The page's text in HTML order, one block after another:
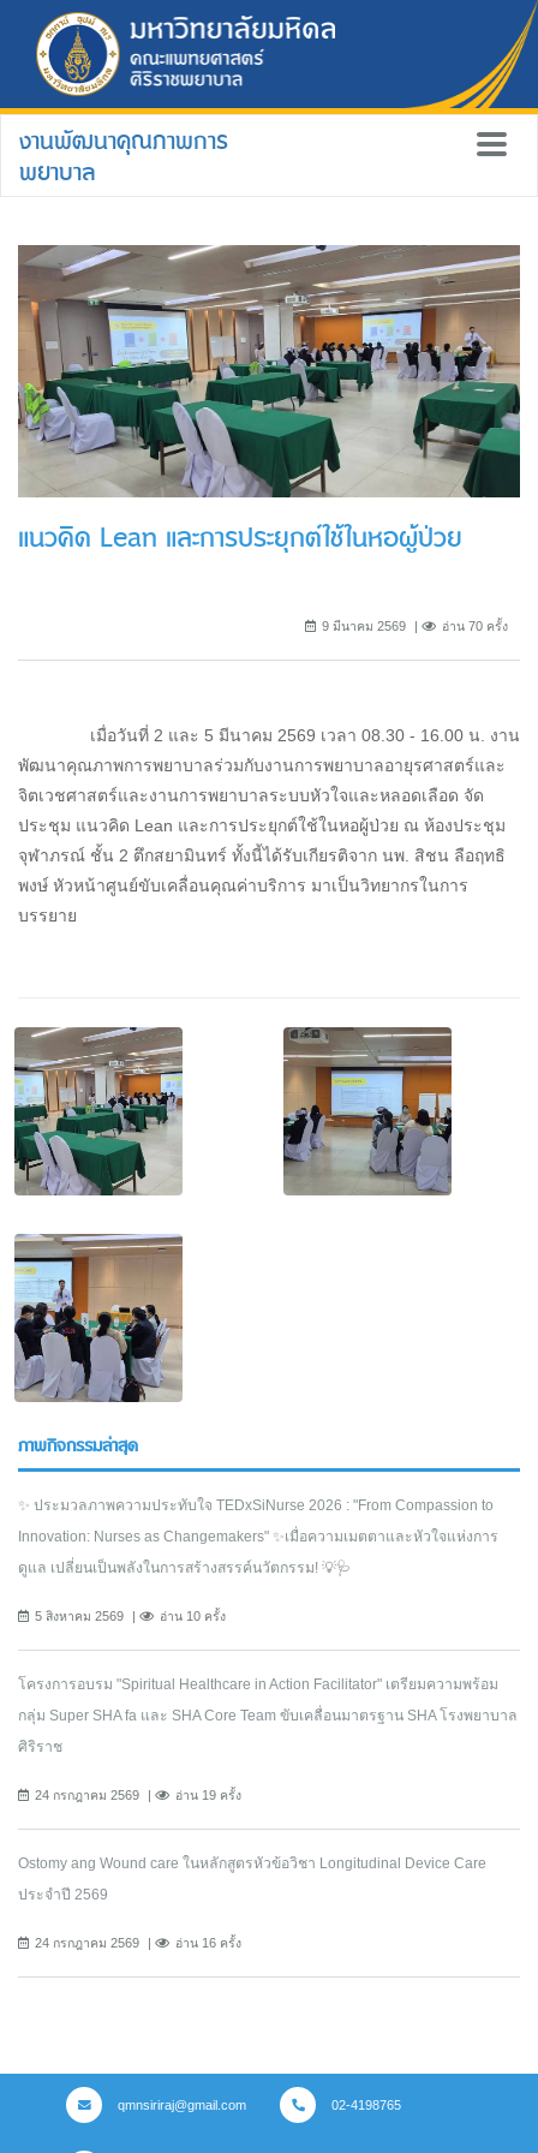
งานพัฒนาคุณภาพการ
พยาบาล
แนวคิด Lean และการประยุกต์ใช้ในหอผู้ป่วย
9 มีนาคม 2569 อ่าน 70 ครั้ง
เมื่อวันที่ 2 และ 5 มีนาคม 2569 เวลา 08.30 - 16.00 น. งาน
พัฒนาคุณภาพการพยาบาลร่วมกับงานการพยาบาลอายุรศาสตร์และ
จิตเวชศาสตร์และงานการพยาบาลระบบหัวใจและหลอดเลือด จัด
ประชุม แนวคิด Lean และการประยุกต์ใช้ในหอผู้ป่วย ณ ห้องประชุม
จุฬาภรณ์ ชั้น 2 ตึกสยามินทร์ ทั้งนี้ได้รับเกียรติจาก นพ. สิชน ลือฤทธิ
พงษ์ หัวหน้าศูนย์ขับเคลื่อนคุณค่าบริการ มาเป็นวิทยากรในการ
บรรยาย
ภาพกิจกรรมล่าสุด
✨ ประมวลภาพความประทับใจ TEDxSiNurse 2026 : "From Compassion to
Innovation: Nurses as Changemakers" ✨เมื่อความเมตตาและหัวใจแห่งการ
ดูแล เปลี่ยนเป็นพลังในการสร้างสรรค์นวัตกรรม! 💡🩺
5 สิงหาคม 2569 อ่าน 10 ครั้ง
โครงการอบรม "Spiritual Healthcare in Action Facilitator" เตรียมความพร้อม
กลุ่ม Super SHA fa และ SHA Core Team ขับเคลื่อนมาตรฐาน SHA โรงพยาบาล
ศิริราช
24 กรกฎาคม 2569 อ่าน 19 ครั้ง
Ostomy ang Wound care ในหลักสูตรหัวข้อวิชา Longitudinal Device Care
ประจำปี 2569
24 กรกฎาคม 2569 อ่าน 16 ครั้ง
qmnsiriraj@gmail.com 02-4198765